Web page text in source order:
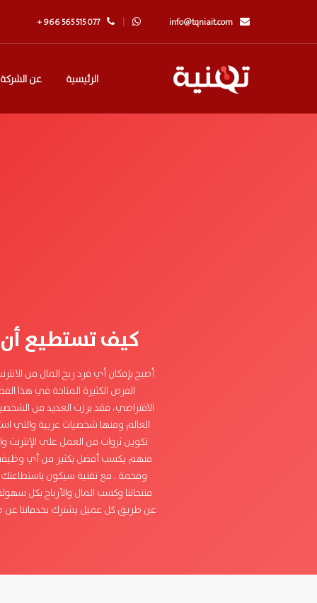
info@tqniait.com
+ 966 565 515 077
الرئيسية عن الشركة
كيف تستطيع
أصبح بإمكان أي فرد ربح المال من
الفرص الكثيرة المتاحة في هذا
الافتراضي، فقد برزت العديد من
العالم ومنها شخصيات عربية والتي
تكوين ثروات من العمل على الإنترنت
منهم يكسب أفضل بكثير من أي
وفخمة . مع تقنية سيكون باستطاعتك
منتجاتنا وكسب المال والأرباح بكل
عن طريق كل عميل يشترك بخدماتنا